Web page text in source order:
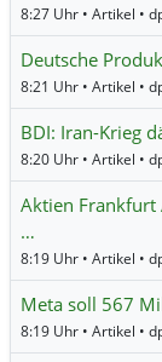
8:27 Uhr • Artikel •
Deutsche
8:21 Uhr • Artikel •
BDI: Iran-Krieg
8:20 Uhr • Artikel •
Aktien Frankfurt
…
8:19 Uhr • Artikel •
Meta soll 567
8:19 Uhr • Artikel •